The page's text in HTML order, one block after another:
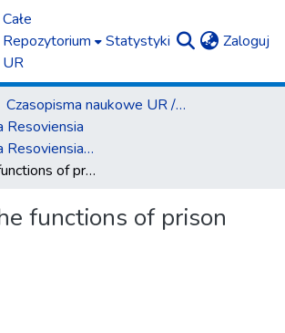
Całe
Repozytorium
UR
Statystyki Zaloguj
Czasopisma naukowe UR / Scientific Journals
Resoviensia
Studia Anglica Resoviensia T. 12 (2015)
Towards the functions of prison slang
functions of prison